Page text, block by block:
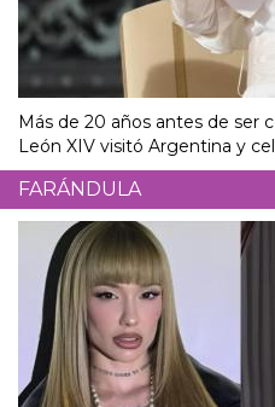
Más de 20 años antes de ser
León XIV visitó Argentina y
FARÁNDULA